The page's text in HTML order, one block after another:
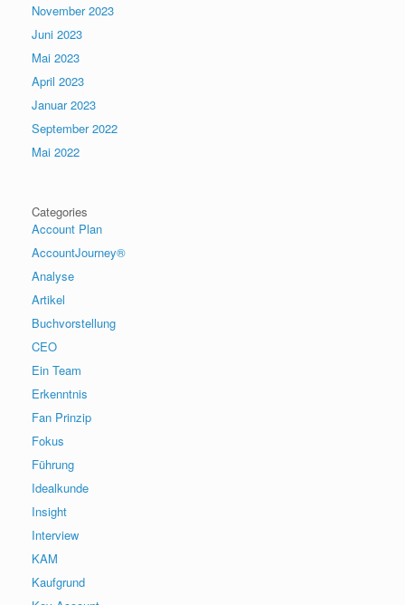
November 2023
Juni 2023
Mai 2023
April 2023
Januar 2023
September 2022
Mai 2022
Categories
Account Plan
AccountJourney®
Analyse
Artikel
Buchvorstellung
CEO
Ein Team
Erkenntnis
Fan Prinzip
Fokus
Führung
Idealkunde
Insight
Interview
KAM
Kaufgrund